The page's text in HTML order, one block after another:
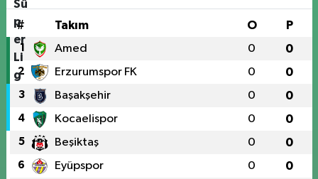
# Takım O P
1 Amed 0 0
2 Erzurumspor FK 0 0
3 Başakşehir 0 0
4 Kocaelispor 0 0
5 Beşiktaş 0 0
6 Eyüpspor 0 0